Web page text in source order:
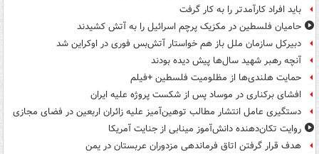
باید افراد کارآمدتر را به کار گرفت
حامیان فلسطین در مکزیک پرچم اسرائیل را به آتش کشیدند
دبیرکل سازمان ملل باز هم خواستار آتش‌بس فوری در اوکراین شد
آنچه رهبر شهید سال‌ها پیش دیده بودند
حمایت هلندی‌ها از مظلومیت فلسطین +فیلم
افشای برکناری در موساد پس از شکست پروژه علیه ایران
دستگیری عامل انتشار مطالب توهین‌آمیز علیه زائران اربعین در فضای مجازی
روایت تکان‌دهنده دانش‌آموز مینابی از جنایت آمریکا
هدف قرار گرفتن اتاق‌ فرماندهی مزدوران عربستان در یمن